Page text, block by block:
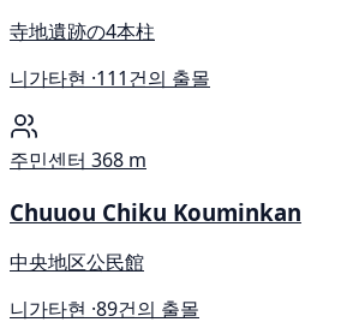
寺地遺跡の4本柱
니가타현 ·111건의 출몰
주민센터 368 m
Chuuou Chiku Kouminkan
中央地区公民館
니가타현 ·89건의 출몰